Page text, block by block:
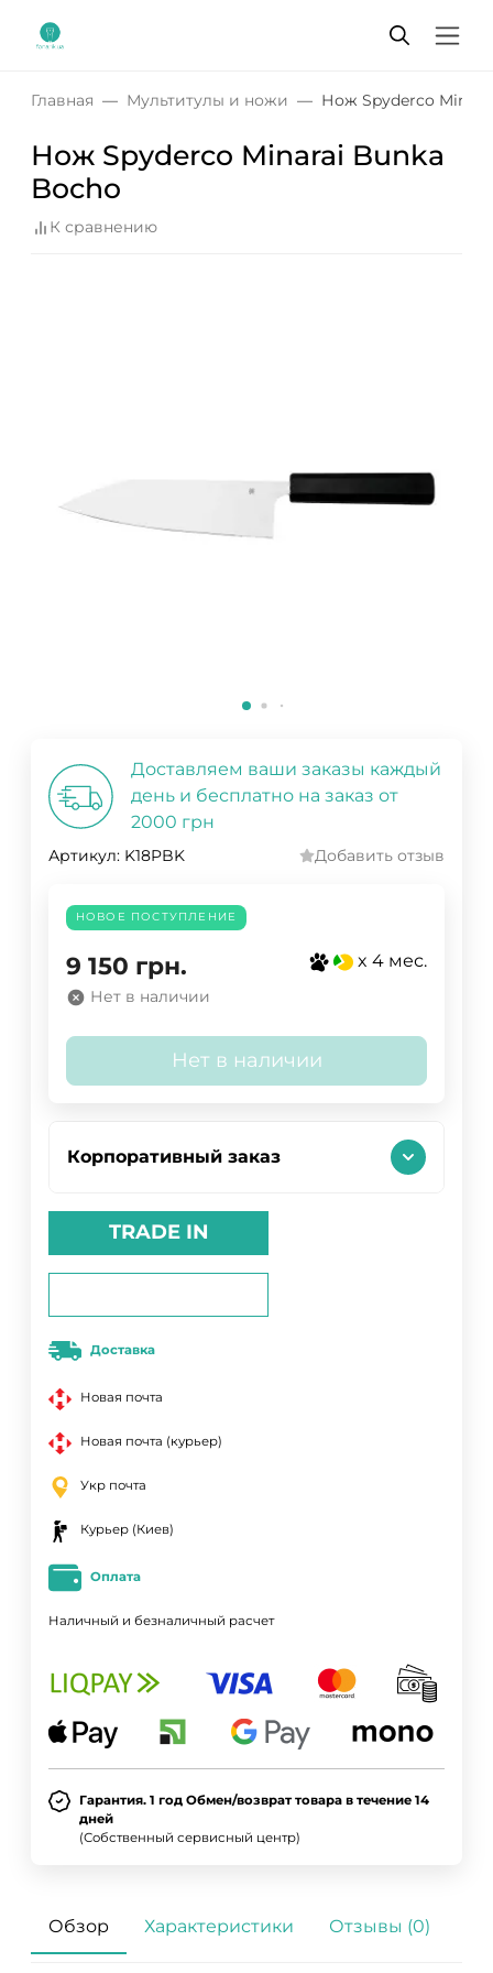
Главная Мультитулы и ножи Нож Spyderco
Нож Spyderco Minarai Bunka
Bocho
К сравнению
Доставляем ваши заказы каждый
день и бесплатно на заказ от
2000 грн
Артикул: K18PBK Добавить отзыв
НОВОЕ ПОСТУПЛЕНИЕ
9 150 грн. x 4 мес.
Нет в наличии
Нет в наличии
Корпоративный заказ
TRADE IN
Доставка
Новая почта
Новая почта (курьер)
Укр почта
Курьер (Киев)
Оплата
Наличный и безналичный расчет
Гарантия. 1 год Обмен/возврат товара в течение 14
дней
(Собственный сервисный центр)
Обзор Характеристики Отзывы (0)